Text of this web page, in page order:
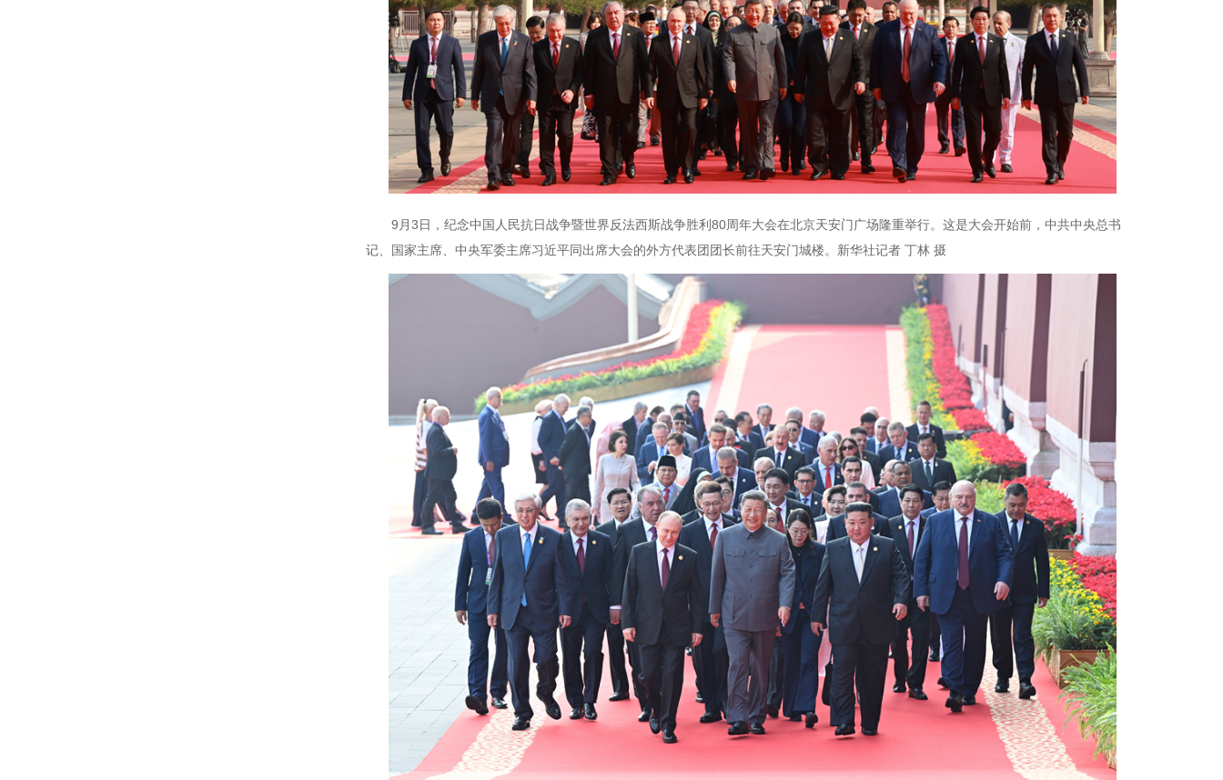
9月3日，纪念中国人民抗日战争暨世界反法西斯战争胜利80周年大会在北京天安门广场隆重举行。这是大会开始前，中共中央总书
记、国家主席、中央军委主席习近平同出席大会的外方代表团团长前往天安门城楼。新华社记者 丁林 摄